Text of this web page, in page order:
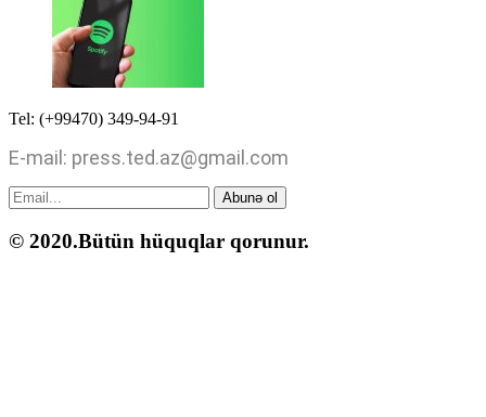
Tel: (+99470) 349-94-91
E-mail: press.ted.az@gmail.com
Abunə ol
© 2020.Bütün hüquqlar qorunur.